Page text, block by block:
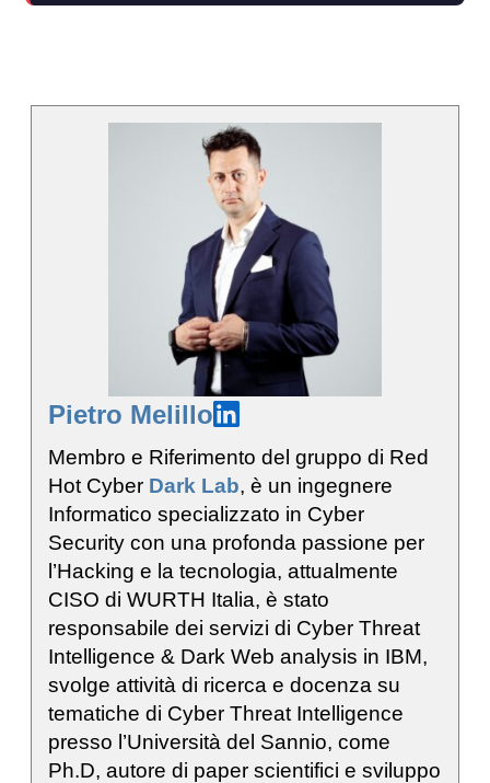
Pietro Melillo
Membro e Riferimento del gruppo di Red
Hot Cyber Dark Lab, è un ingegnere
Informatico specializzato in Cyber
Security con una profonda passione per
l’Hacking e la tecnologia, attualmente
CISO di WURTH Italia, è stato
responsabile dei servizi di Cyber Threat
Intelligence & Dark Web analysis in IBM,
svolge attività di ricerca e docenza su
tematiche di Cyber Threat Intelligence
presso l’Università del Sannio, come
Ph.D, autore di paper scientifici e sviluppo